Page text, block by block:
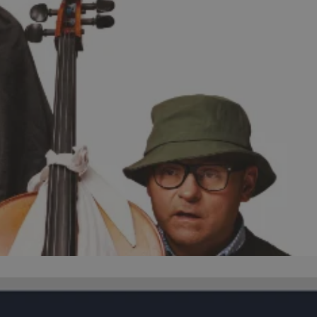
sesji.
sesji.
sesji.
Cookie-
dotyczących
to konieczne,
poprawnie.
o zgodzie
Rejestruje
i ustawień
w kolejnych
musi ponownie
wygodę i
Microsoft Clarity
w celu śledzenia
multimedialnych